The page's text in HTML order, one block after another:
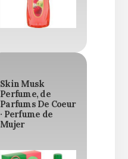
Skin Musk
Perfume, de
Parfums De Coeur
· Perfume de
Mujer